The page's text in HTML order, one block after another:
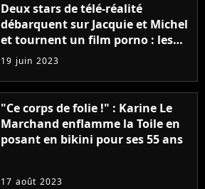
Deux stars de télé-réalité
débarquent sur Jacquie et Michel
et tournent un film porno : les
premières images du tournage
(exclu)
19 juin 2023
"Ce corps de folie !" : Karine Le
Marchand enflamme la Toile en
posant en bikini pour ses 55 ans
17 août 2023